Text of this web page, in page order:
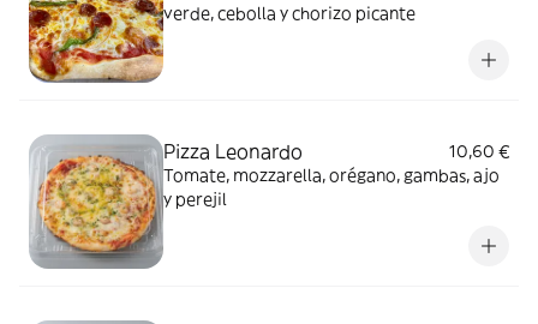
verde, cebolla y chorizo picante
Pizza Leonardo
10,60 €
Tomate, mozzarella, orégano, gambas, ajo
y perejil